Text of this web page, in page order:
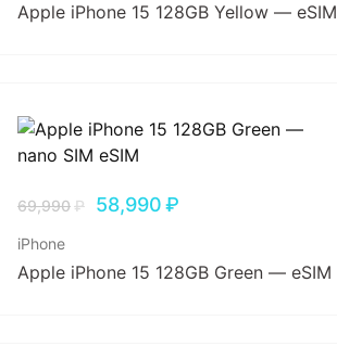
Apple iPhone 15 128GB Yellow — eSIM
69,990₽ 58,990₽
iPhone
Apple iPhone 15 128GB Green — eSIM